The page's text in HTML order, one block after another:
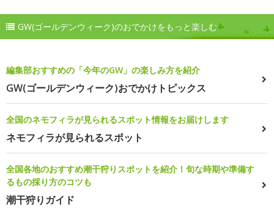
GW(ゴールデンウィーク)のおでかけをもっと楽しむ
編集部おすすめの「今年のGW」の楽しみ方を紹介
GW(ゴールデンウィーク)おでかけトピックス
全国のネモフィラが見られるスポット情報をお届けします
ネモフィラが見られるスポット
全国各地のおすすめ潮干狩りスポットを紹介！旬な時期や準備す
るもの採り方のコツも
潮干狩りガイド